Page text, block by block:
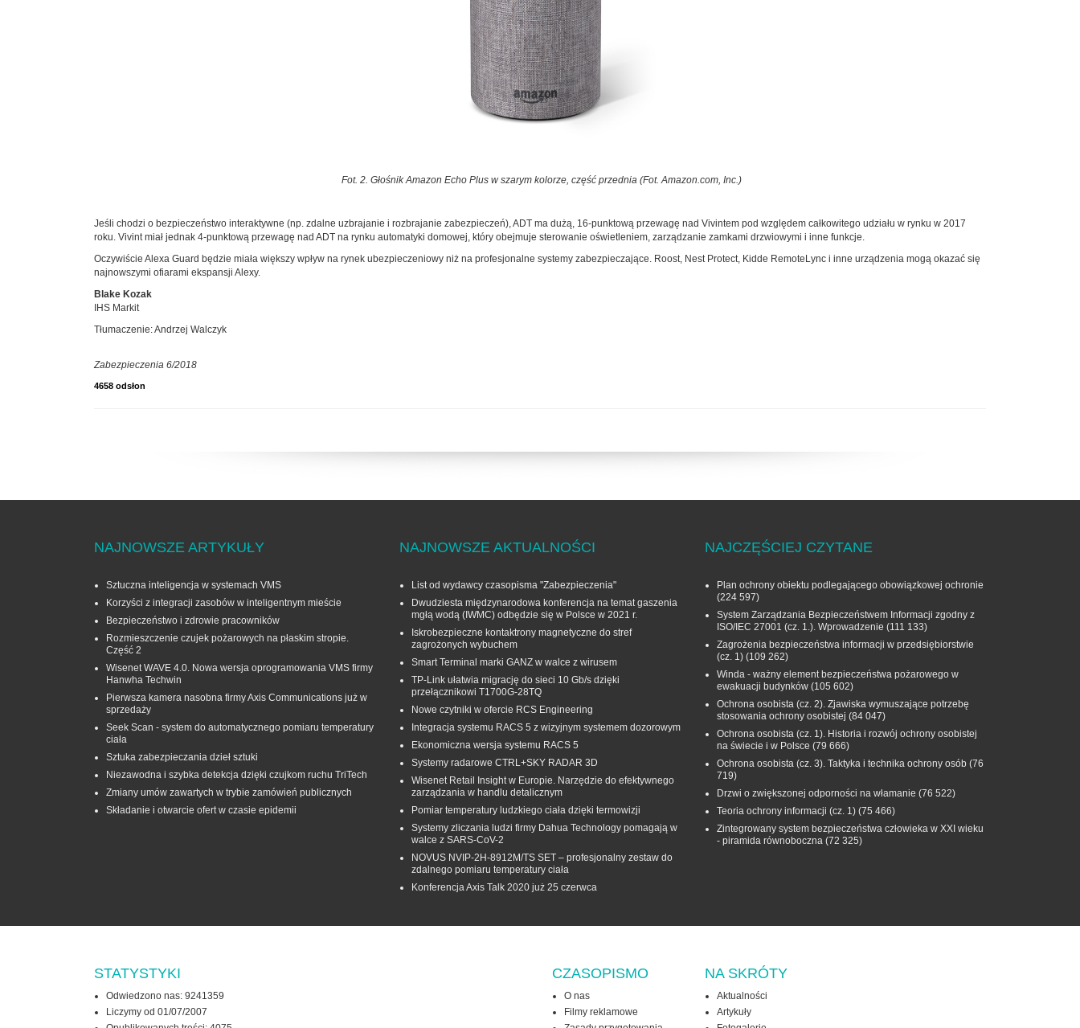
Fot. 2. Głośnik Amazon Echo Plus w szarym kolorze, część przednia (Fot. Amazon.com, Inc.)
Jeśli chodzi o bezpieczeństwo interaktywne (np. zdalne uzbrajanie i rozbrajanie zabezpieczeń), ADT ma dużą, 16-punktową przewagę nad Vivintem pod względem całkowitego udziału w rynku w 2017
roku. Vivint miał jednak 4-punktową przewagę nad ADT na rynku automatyki domowej, który obejmuje sterowanie oświetleniem, zarządzanie zamkami drzwiowymi i inne funkcje.
Oczywiście Alexa Guard będzie miała większy wpływ na rynek ubezpieczeniowy niż na profesjonalne systemy zabezpieczające. Roost, Nest Protect, Kidde RemoteLync i inne urządzenia mogą okazać się
najnowszymi ofiarami ekspansji Alexy.
Blake Kozak
IHS Markit
Tłumaczenie: Andrzej Walczyk
Zabezpieczenia 6/2018
4658 odsłon
NAJNOWSZE ARTYKUŁY
Sztuczna inteligencja w systemach VMS
Korzyści z integracji zasobów w inteligentnym mieście
Bezpieczeństwo i zdrowie pracowników
Rozmieszczenie czujek pożarowych na płaskim stropie.
Część 2
Wisenet WAVE 4.0. Nowa wersja oprogramowania VMS firmy
Hanwha Techwin
Pierwsza kamera nasobna firmy Axis Communications już w
sprzedaży
Seek Scan - system do automatycznego pomiaru temperatury
ciała
Sztuka zabezpieczania dzieł sztuki
Niezawodna i szybka detekcja dzięki czujkom ruchu TriTech
Zmiany umów zawartych w trybie zamówień publicznych
Składanie i otwarcie ofert w czasie epidemii
NAJNOWSZE AKTUALNOŚCI
List od wydawcy czasopisma "Zabezpieczenia"
Dwudziesta międzynarodowa konferencja na temat gaszenia
mgłą wodą (IWMC) odbędzie się w Polsce w 2021 r.
Iskrobezpieczne kontaktrony magnetyczne do stref
zagrożonych wybuchem
Smart Terminal marki GANZ w walce z wirusem
TP-Link ułatwia migrację do sieci 10 Gb/s dzięki
przełącznikowi T1700G‑28TQ
Nowe czytniki w ofercie RCS Engineering
Integracja systemu RACS 5 z wizyjnym systemem dozorowym
Ekonomiczna wersja systemu RACS 5
Systemy radarowe CTRL+SKY RADAR 3D
Wisenet Retail Insight w Europie. Narzędzie do efektywnego
zarządzania w handlu detalicznym
Pomiar temperatury ludzkiego ciała dzięki termowizji
Systemy zliczania ludzi firmy Dahua Technology pomagają w
walce z SARS-CoV-2
NOVUS NVIP-2H-8912M/TS SET – profesjonalny zestaw do
zdalnego pomiaru temperatury ciała
Konferencja Axis Talk 2020 już 25 czerwca
NAJCZĘŚCIEJ CZYTANE
Plan ochrony obiektu podlegającego obowiązkowej ochronie
(224 597)
System Zarządzania Bezpieczeństwem Informacji zgodny z
ISO/IEC 27001 (cz. 1.). Wprowadzenie (111 133)
Zagrożenia bezpieczeństwa informacji w przedsiębiorstwie
(cz. 1) (109 262)
Winda - ważny element bezpieczeństwa pożarowego w
ewakuacji budynków (105 602)
Ochrona osobista (cz. 2). Zjawiska wymuszające potrzebę
stosowania ochrony osobistej (84 047)
Ochrona osobista (cz. 1). Historia i rozwój ochrony osobistej
na świecie i w Polsce (79 666)
Ochrona osobista (cz. 3). Taktyka i technika ochrony osób (76
719)
Drzwi o zwiększonej odporności na włamanie (76 522)
Teoria ochrony informacji (cz. 1) (75 466)
Zintegrowany system bezpieczeństwa człowieka w XXI wieku
- piramida równoboczna (72 325)
STATYSTYKI
Odwiedzono nas: 9241359
Liczymy od 01/07/2007
CZASOPISMO
O nas
Filmy reklamowe
NA SKRÓTY
Aktualności
Artykuły